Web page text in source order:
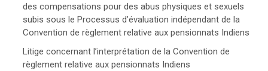
des compensations pour des abus physiques et sexuels
subis sous le Processus d’évaluation indépendant de la
Convention de règlement relative aux pensionnats Indiens
Litige concernant l’interprétation de la Convention de
règlement relative aux pensionnats Indiens